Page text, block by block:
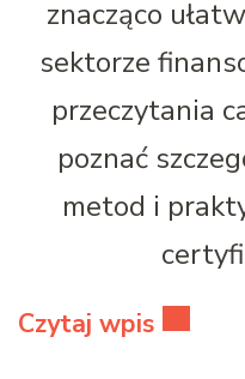
znacząco
sektorze
przeczytania
poznać
metod i
Czytaj wpis